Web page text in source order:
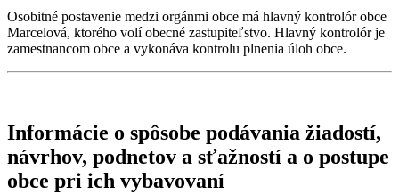
Osobitné postavenie medzi orgánmi obce má hlavný kontrolór obce
Marcelová, ktorého volí obecné zastupiteľstvo. Hlavný kontrolór je
zamestnancom obce a vykonáva kontrolu plnenia úloh obce.
Informácie o spôsobe podávania žiadostí,
návrhov, podnetov a sťažností a o postupe
obce pri ich vybavovaní